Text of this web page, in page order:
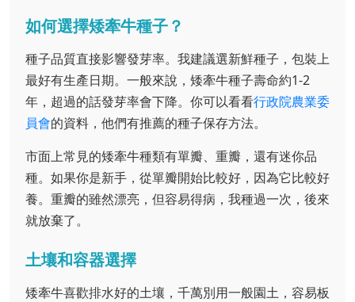
如何選擇矮牽牛種子？
種子品質直接影響發芽率。我建議選新鮮種子，包裝上
最好有生產日期。一般來說，矮牽牛種子壽命約1-2
年，超過的話發芽率會下降。你可以看看行政院農業委
員會的資料，他們有推薦的種子保存方法。
市面上常見的矮牽牛種類有單瓣、重瓣，還有迷你品
種。如果你是新手，從單瓣開始比較好，因為它比較好
養。重瓣的雖然漂亮，但容易得病，我種過一次，後來
就放棄了。
土壤和容器選擇
矮牽牛喜歡排水好的土壤，千萬別用一般園土，容易板